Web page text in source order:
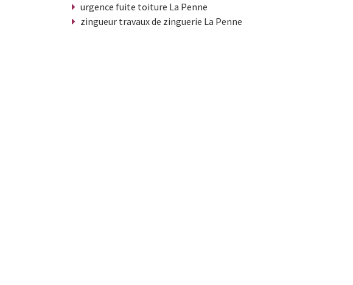
urgence fuite toiture La Penne
zingueur travaux de zinguerie La Penne